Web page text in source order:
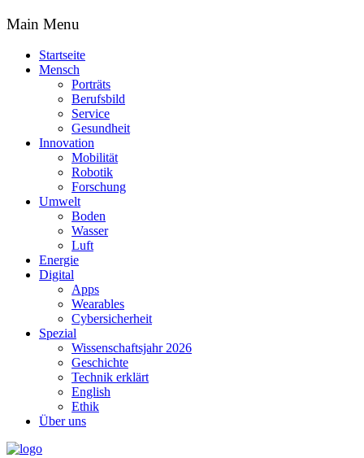
Main Menu
Startseite
Mensch
Porträts
Berufsbild
Service
Gesundheit
Innovation
Mobilität
Robotik
Forschung
Umwelt
Boden
Wasser
Luft
Energie
Digital
Apps
Wearables
Cybersicherheit
Spezial
Wissenschaftsjahr 2026
Geschichte
Technik erklärt
English
Ethik
Über uns